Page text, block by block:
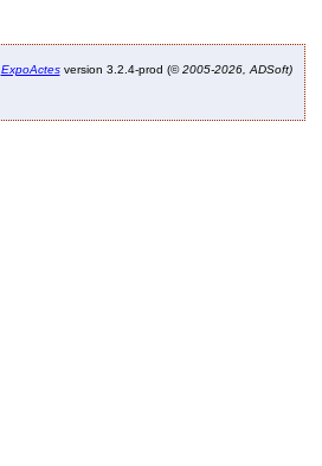
ExpoActesversion 3.2.4-prod (©2005-2026, ADSoft)